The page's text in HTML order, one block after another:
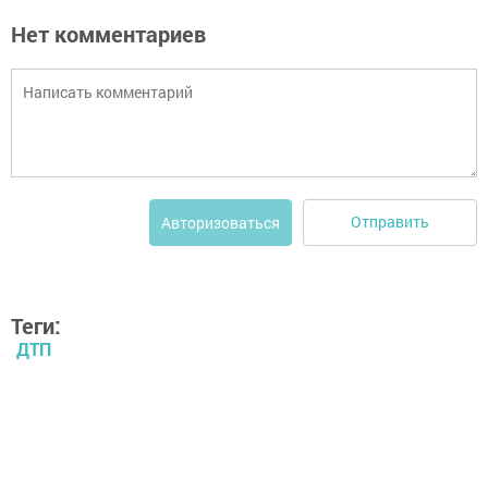
Нет комментариев
Авторизоваться Отправить
Теги:
ДТП